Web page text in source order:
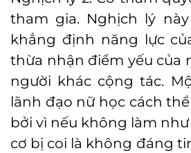
tham gia. Nghịch lý
khẳng định năng lực
thừa nhận điểm yếu của
người khác cộng tác.
lãnh đạo nữ học cách
bởi vì nếu không làm
cơ bị coi là không đáng